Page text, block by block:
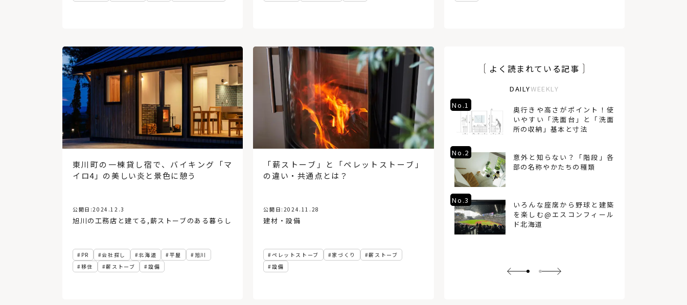
アフターサポート
1年点検
オープンハウス
分散型ホテル 古民家再生
板張り
再開発
東京
インテリアコーディネート
インナーガレージ
環境
コンパクトハウス
長期優良住宅
バリアフリー
縦型ブラインド
宮城県
資産価値
サステナブル
横型ブラインド、インテリア
設計
ウィンドウトリートメント
ワイナリー
ヌック
マルシェ
吹き抜け 住宅雑誌
東川町の一棟貸し宿で、バイキング「マ
イロ4」の美しい炎と景色に憩う
公開日:2024.12.3
旭川の工務店と建てる ,薪ストーブのある暮らし
PR 会社探し 北海道 平屋
旭川
移住
薪ストーブ 設備
「薪ストーブ」と「ペレットストーブ」
の違い・共通点とは？
公開日: 2024.11.28
建材・設備
ペレットストーブ 家づくり
薪ストーブ
設備
よく読まれている記事
DAILYWEEKLY
No.4
コンクリートの丸いくぼみの
正体と、Pコン穴（セパ穴）
を使ったフックのご紹介！
広島駅→エスコンフィールド
北海道まで歩いてみた
No.1
奥行きや高さがポイント！使
いやすい「洗面台」と「洗面
所の収納」基本と寸法
No.2
意外と知らない？「階段」各
部の名称やかたちの種類
No.3
いろんな座席から野球と建築
を楽しむ@エスコンフィール
ド北海道